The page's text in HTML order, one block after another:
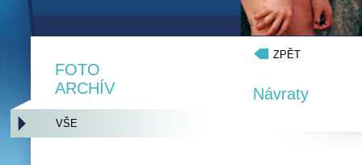
1/6
ZPĚT
Návraty
FOTO
ARCHÍV
VŠE